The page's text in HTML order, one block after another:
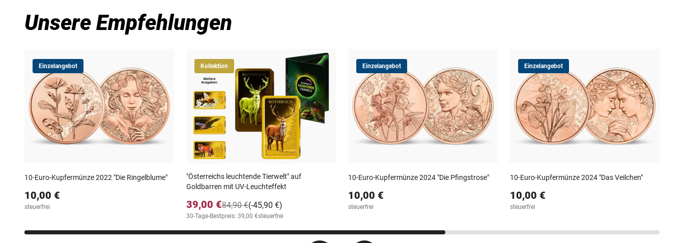
Unsere Empfehlungen
Einzelangebot
10-Euro-Kupfermünze 2022 "Die Ringelblume"
10,00 €
steuerfrei
Kollektion
"Österreichs leuchtende Tierwelt" auf
Goldbarren mit UV-Leuchteffekt
39,00 € (-45,90 €)
84,90 €
30-Tage-Bestpreis: 39,00 €steuerfrei
Einzelangebot
10-Euro-Kupfermünze 2024 "Die Pfingstrose"
10,00 €
steuerfrei
Einzelangebot
10-Euro-Kupfermünze 2024 "Das Veilchen"
10,00 €
steuerfrei